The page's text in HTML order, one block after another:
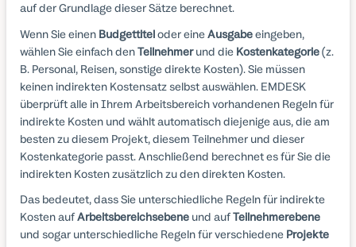
auf der Grundlage dieser Sätze berechnet.
Wenn Sie einen Budgettiteloder eineAusgabeeingeben,
wählen Sie einfach denTeilnehmerund die Kostenkategorie(z.
B. Personal, Reisen, sonstige direkte Kosten). Sie müssen
keinen indirekten Kostensatz selbst auswählen. EMDESK
überprüft alle in Ihrem Arbeitsbereich vorhandenen Regeln für
indirekte Kosten und wählt automatisch diejenige aus, die am
besten zu diesem Projekt, diesem Teilnehmer und dieser
Kostenkategorie passt. Anschließend berechnet es für Sie die
indirekten Kosten zusätzlich zu den direkten Kosten.
Das bedeutet, dass Sie unterschiedliche Regeln für indirekte
Kosten aufArbeitsbereichsebene und aufTeilnehmerebene
und sogar unterschiedliche Regeln für verschiedene Projekte